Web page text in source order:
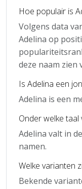
Hoe populair is
Volgens data
Adelina op
deze naam zien
Is Adelina een
Adelina is een
Onder welke taal
Adelina valt in
namen.
Welke varianten
Bekende